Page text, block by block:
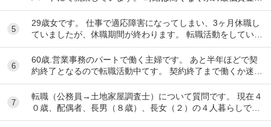
20円で、1日6時間で働いています。 ...
5
29歳女です。 仕事で適応障害になってしまい、3ヶ月休職し
ていましたが、休職期間が終わります。 転職活動をしていま
したが決まらなかったので、一応、復帰さ...
6
60歳.営業事務のパートで働く主婦です。 あと半年ほどで契
約終了となるので転職活動中てす。 契約終了まで働くか迷い
ましたが、転職するなら早いほうが良いだろ...
7
転職（公務員→土地家屋調査士）について質問です。 現在４
０歳、配偶者、長男（８歳）、長女（２）の４人暮らしで
す。 地方公務員として勤めているなか、昨年度...